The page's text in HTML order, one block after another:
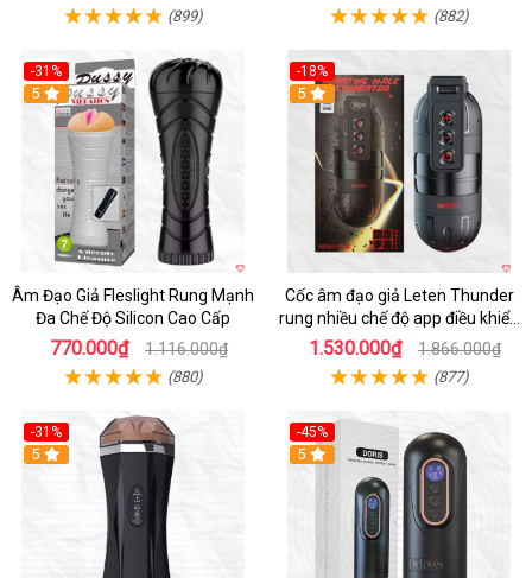
(899) (882)
-31%
5
Âm Đạo Giả Fleslight Rung Mạnh
Đa Chế Độ Silicon Cao Cấp
770.000₫ 1.116.000₫
(880)
-18%
5
Cốc âm đạo giả Leten Thunder
rung nhiều chế độ app điều khiển
tiện lợi
1.530.000₫ 1.866.000₫
(877)
-31%
5
-45%
Hot
5